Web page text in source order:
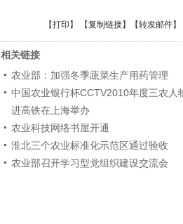
【打印 】 【复制链接】【转发邮件】
相关链接
农业部：加强冬季蔬菜生产用药管理
中国农业银行杯CCTV2010年度三农人
进高铁在上海举办
农业科技网络书屋开通
淮北三个农业标准化示范区通过验收
农业部召开学习型党组织建设交流会